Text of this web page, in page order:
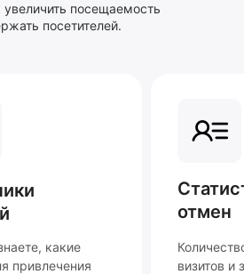
увеличить посещаемость
посетителей.
какие
привлечения
отмен
визитов и